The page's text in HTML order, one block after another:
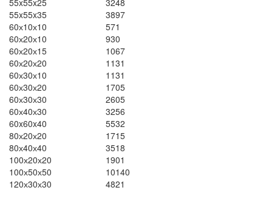
55x55x35
3897
60х10х10
571
60х20х10
930
60х20х15
1067
60х20х20
1131
60х30х10
1131
60х30х20
1705
60х30х30
2605
60х40х30
3256
60x60x40
5532
80х20х20
1715
80х40х40
3518
100х20х20
1901
100х50х50
10140
120х30х30
4821